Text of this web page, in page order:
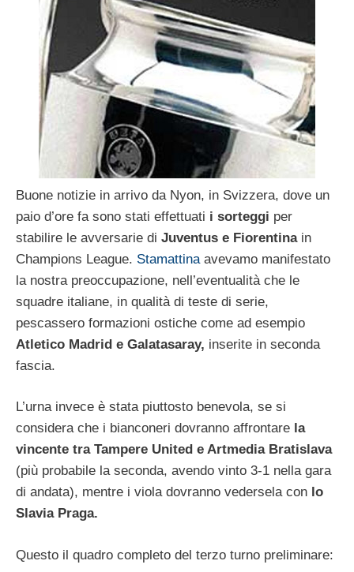
Buone notizie in arrivo da Nyon, in Svizzera, dove un
paio d’ore fa sono stati effettuati i sorteggi per
stabilire le avversarie di Juventus e Fiorentina in
Champions League. Stamattina avevamo manifestato
la nostra preoccupazione, nell’eventualità che le
squadre italiane, in qualità di teste di serie,
pescassero formazioni ostiche come ad esempio
Atletico Madrid e Galatasaray, inserite in seconda
fascia.
L’urna invece è stata piuttosto benevola, se si
considera che i bianconeri dovranno affrontare la
vincente tra Tampere United e Artmedia Bratislava
(più probabile la seconda, avendo vinto 3-1 nella gara
di andata), mentre i viola dovranno vedersela con lo
Slavia Praga.
Questo il quadro completo del terzo turno preliminare: